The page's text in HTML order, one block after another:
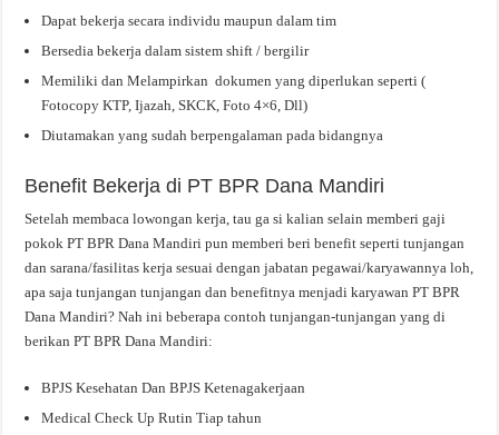
Dapat bekerja secara individu maupun dalam tim
Bersedia bekerja dalam sistem shift / bergilir
Memiliki dan Melampirkan dokumen yang diperlukan seperti (
Fotocopy KTP, Ijazah, SKCK, Foto 4×6, Dll)
Diutamakan yang sudah berpengalaman pada bidangnya
Benefit Bekerja di PT BPR Dana Mandiri
Setelah membaca lowongan kerja, tau ga si kalian selain memberi gaji
pokok PT BPR Dana Mandiri pun memberi beri benefit seperti tunjangan
dan sarana/fasilitas kerja sesuai dengan jabatan pegawai/karyawannya loh,
apa saja tunjangan tunjangan dan benefitnya menjadi karyawan PT BPR
Dana Mandiri? Nah ini beberapa contoh tunjangan-tunjangan yang di
berikan PT BPR Dana Mandiri:
BPJS Kesehatan Dan BPJS Ketenagakerjaan
Medical Check Up Rutin Tiap tahun